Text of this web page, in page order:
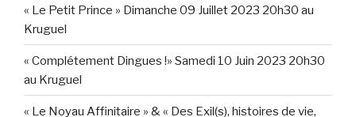
« Le Petit Prince » Dimanche 09 Juillet 2023 20h30 au
Kruguel
« Complétement Dingues !» Samedi 10 Juin 2023 20h30
au Kruguel
« Le Noyau Affinitaire » & « Des Exil(s), histoires de vie,